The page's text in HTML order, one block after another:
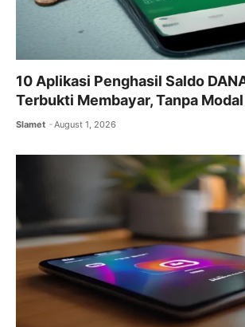
10 Aplikasi Penghasil Saldo
Terbukti Membayar, Tanpa Modal
Slamet August 1, 2026